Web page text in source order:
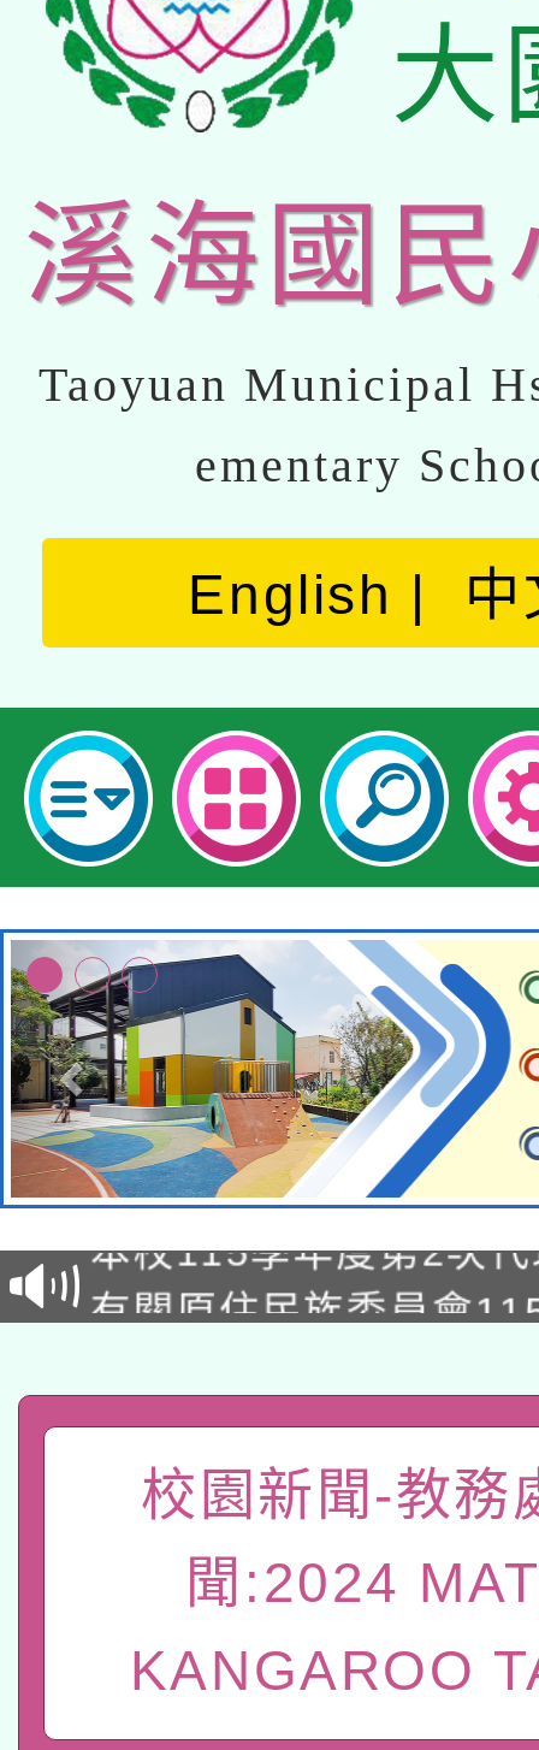
大
溪海國民
Taoyuan Municipal
ementary
English 中
本校115學年度第1次
第3次招考甄選結果公
次招考甄選結果公告(
有關原住民族委員會
一案。
答一案
人員健康講座「吃得安
心」，鼓勵退休同仁踴
本校115學年度第2次
適應運動共學行動站研
本館辦理115年度閱讀
暨閱讀推動專業研習
科技賦能─人工智慧
校園新聞-教務
聞:2024
KANGAROO